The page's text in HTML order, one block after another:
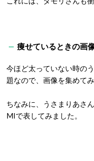
痩せているときの画
今ほど太っていない時の
題なので、画像を集めてみ
ちなみに、うさまりあさ
MIで表してみました。